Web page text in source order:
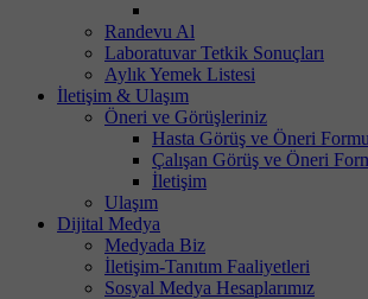
Randevu Al
Laboratuvar Tetkik Sonuçları
Aylık Yemek Listesi
İletişim & Ulaşım
Öneri ve Görüşleriniz
Hasta Görüş ve Öneri Formu
Çalışan Görüş ve Öneri
İletişim
Ulaşım
Dijital Medya
Medyada Biz
İletişim-Tanıtım Faaliyetleri
Sosyal Medya Hesaplarımız